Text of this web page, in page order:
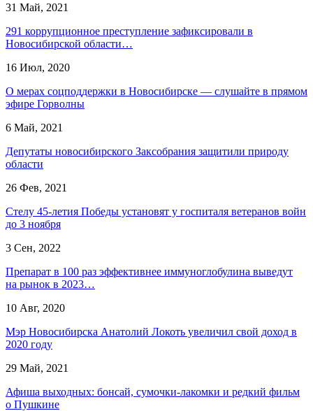
31 Май, 2021
291 коррупционное преступление зафиксировали в
Новосибирской области…
16 Июл, 2020
О мерах соцподдержки в Новосибирске — слушайте в прямом
эфире Горволны
6 Май, 2021
Депутаты новосибирского Заксобрания защитили природу
области
26 Фев, 2021
Стелу 45-летия Победы установят у госпиталя ветеранов войн
до 3 ноября
3 Сен, 2022
Препарат в 100 раз эффективнее иммуноглобулина выведут
на рынок в 2023…
10 Авг, 2020
Мэр Новосибирска Анатолий Локоть увеличил свой доход в
2020 году
29 Май, 2021
Афиша выходных: бонсай, сумочки-лакомки и редкий фильм
о Пушкине